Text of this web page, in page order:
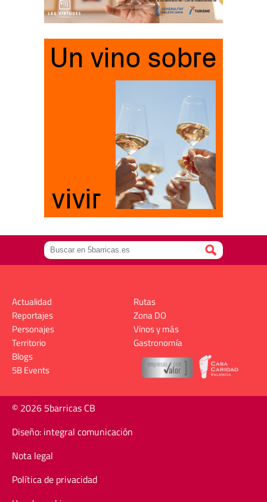
Actualidad
Reportajes
Personajes
Territorio
Rutas
Zona DO
Vinos y más
Gastronomía
Blogs
5B Events
© 2026 5barricas CB
Diseño: integral comunicación
Nota legal
Política de privacidad